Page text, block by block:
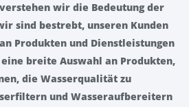
wir die Bedeutung der
sind bestrebt, unseren Kunden
Produkten und Dienstleistungen
breite Auswahl an Produkten,
die Wasserqualität zu
und Wasseraufbereitern